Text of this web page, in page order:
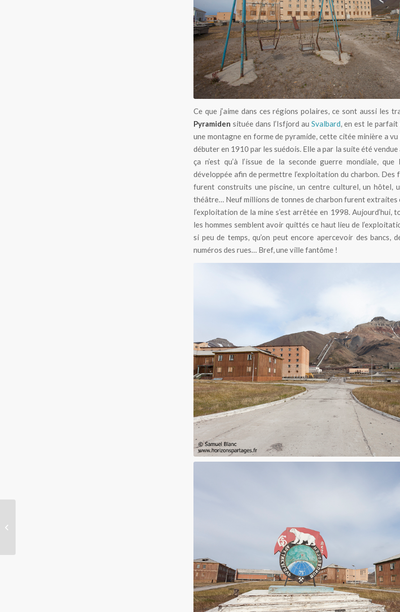
Ce que j’aime dans ces régions polaires, ce sont aussi les
Pyramiden située dans l’Isfjord au Svalbard, en est le parfait
une montagne en forme de pyramide, cette citée minière a
débuter en 1910 par les suédois. Elle a par la suite été
ça n’est qu’à l’issue de la seconde guerre mondiale,
développée afin de permettre l’exploitation du charbon. Des
furent construits une piscine, un centre culturel, un hôtel,
théâtre… Neuf millions de tonnes de charbon furent extraites
l’exploitation de la mine s’est arrêtée en 1998. Aujourd’hui,
les hommes semblent avoir quittés ce haut lieu de
si peu de temps, qu’on peut encore apercevoir des bancs,
numéros des rues… Bref, une ville fantôme !
La ville fantôme de Pyramiden au
La ville fantôme de Pyramiden au